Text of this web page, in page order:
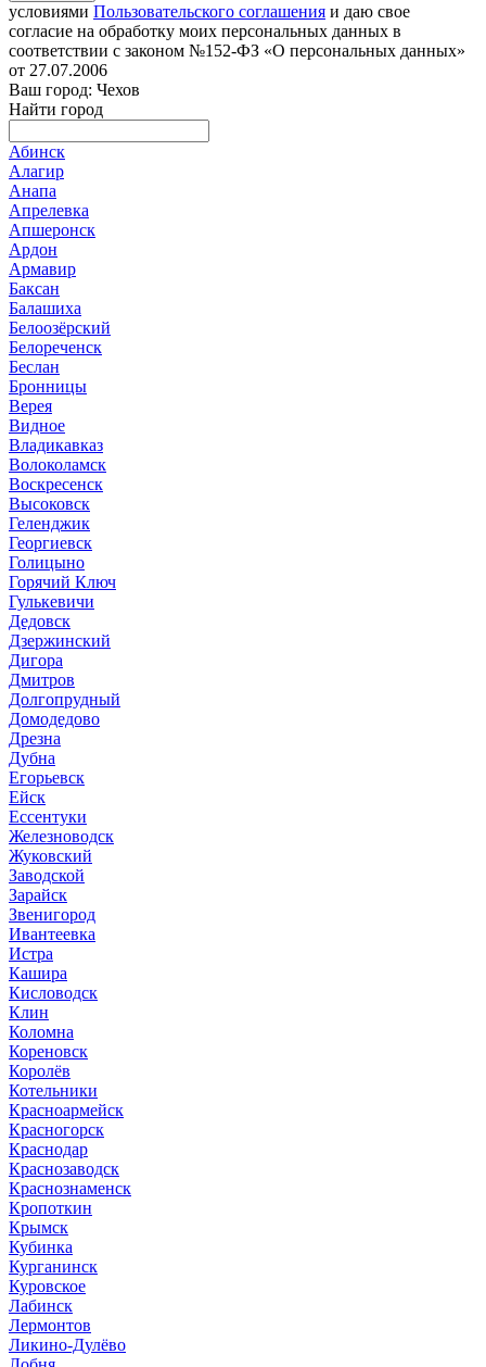
условиями Пользовательского соглашения и даю свое
согласие на обработку моих персональных данных в
соответствии с законом №152-ФЗ «О персональных данных»
от 27.07.2006
Ваш город: Чехов
Найти город
Абинск
Алагир
Анапа
Апрелевка
Апшеронск
Ардон
Армавир
Баксан
Балашиха
Белоозёрский
Белореченск
Беслан
Бронницы
Верея
Видное
Владикавказ
Волоколамск
Воскресенск
Высоковск
Геленджик
Георгиевск
Голицыно
Горячий Ключ
Гулькевичи
Дедовск
Дзержинский
Дигора
Дмитров
Долгопрудный
Домодедово
Дрезна
Дубна
Егорьевск
Ейск
Ессентуки
Железноводск
Жуковский
Заводской
Зарайск
Звенигород
Ивантеевка
Истра
Кашира
Кисловодск
Клин
Коломна
Кореновск
Королёв
Котельники
Красноармейск
Красногорск
Краснодар
Краснозаводск
Краснознаменск
Кропоткин
Крымск
Кубинка
Курганинск
Куровское
Лабинск
Лермонтов
Ликино-Дулёво